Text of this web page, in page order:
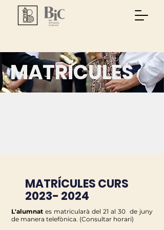
MATRÍCULES
MATRÍCULES CURS
2023- 2024
L'alumnat es matricularà del 21 al 30 de juny
de manera telefònica. (Consultar horari)